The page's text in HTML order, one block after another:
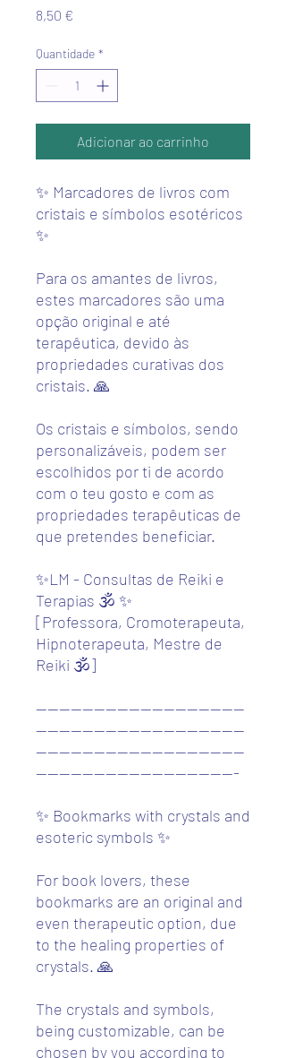
8,50 €
Quantidade *
Adicionar ao carrinho
✨ Marcadores de livros com
cristais e símbolos esotéricos
✨
Para os amantes de livros,
estes marcadores são uma
opção original e até
terapêutica, devido às
propriedades curativas dos
cristais. 🙏
Os cristais e símbolos, sendo
personalizáveis, podem ser
escolhidos por ti de acordo
com o teu gosto e com as
propriedades terapêuticas de
que pretendes beneficiar.
✨LM - Consultas de Reiki e
Terapias 🕉️ ✨
[Professora, Cromoterapeuta,
Hipnoterapeuta, Mestre de
Reiki 🕉️]
------------------------------------
------------------------------------
------------------------------------
-----------------------------------
✨ Bookmarks with crystals and
esoteric symbols ✨
For book lovers, these
bookmarks are an original and
even therapeutic option, due
to the healing properties of
crystals. 🙏
The crystals and symbols,
being customizable, can be
chosen by you according to